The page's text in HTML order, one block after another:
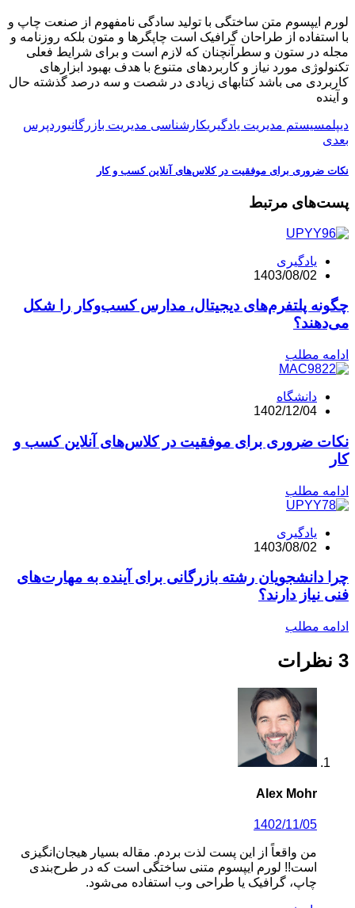
ایپسوم متن ساختگی با تولید سادگی نامفهوم از صنعت چاپ و
از طراحان گرافیک است چاپگرها و متون بلکه روزنامه و
در ستون و سطرآنچنان که لازم است و برای شرایط فعلی
مورد نیاز و کاربردهای متنوع با هدف بهبود ابزارهای
می باشد کتابهای زیادی در شصت و سه درصد گذشته حال
سیستم مدیریت یادگیریکارشناسی مدیریت بازرگانی وردپرس
ضروری برای موفقیت در کلاس‌های آنلاین کسب و کار
مرتبط
یادگیری
1403/08/02
پلتفرم‌های دیجیتال، مدارس کسب‌وکار را شکل
مطلب
دانشگاه
1402/12/04
ضروری برای موفقیت در کلاس‌های آنلاین کسب و
مطلب
یادگیری
1403/08/02
دانشجویان رشته بازرگانی برای آینده به مهارت‌های
نیاز دارند؟
مطلب
Alex Mohr
1402/11/05
من واقعاً از این پست لذت بردم. مقاله بسیار هیجان‌انگیزی
است!! لورم ایپسوم متنی ساختگی است که در طرح‌بندی
چاپ، گرافیک یا طراحی وب استفاده می‌شود.